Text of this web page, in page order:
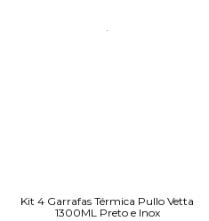
Kit 4 Garrafas Térmica Pullo Vetta
1300ML Preto e Inox